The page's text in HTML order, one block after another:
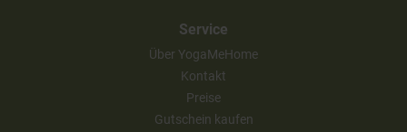
Service
Über YogaMeHome
Kontakt
Preise
Gutschein kaufen